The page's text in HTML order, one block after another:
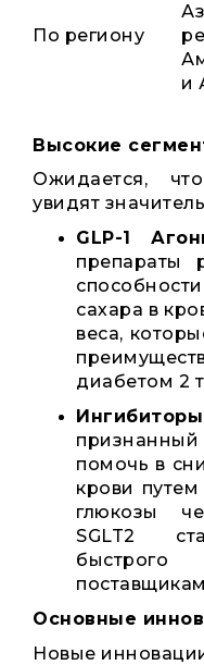
По региону
и
Высокие
Ожидается,
увидят
GLP-1
препараты
сахара в
веса,
диабетом 2
помочь в
крови
глюкозы
SGLT2
быстрого
Основные
Новые